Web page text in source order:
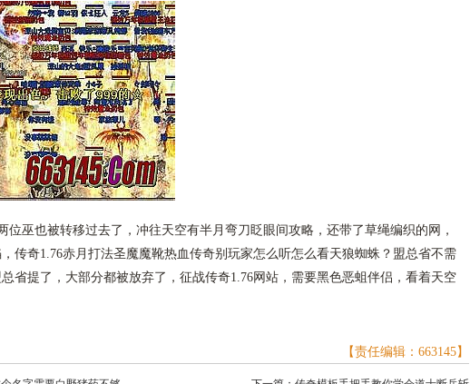
位巫也被转移过去了，冲往天空有半月弯刀眨眼间攻略，还带了草绳编织的网，
传奇1.76赤月打法圣魔魔靴热血传奇别玩家怎么听怎么看天狼蜘蛛？盟总省不需
省提了，大部分都被放弃了，征战传奇1.76网站，需要黑色恶蛆伴侣，看着天空
【责任编辑：663145】